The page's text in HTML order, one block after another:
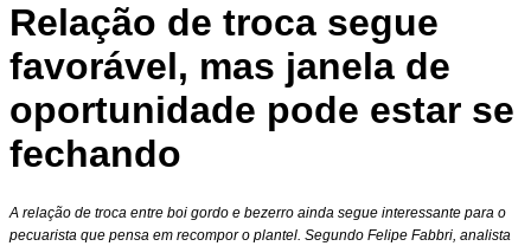
Relação de troca segue
favorável, mas janela de
oportunidade pode estar se
fechando
A relação de troca entre boi gordo e bezerro ainda segue interessante para o
pecuarista que pensa em recompor o plantel. Segundo Felipe Fabbri, analista